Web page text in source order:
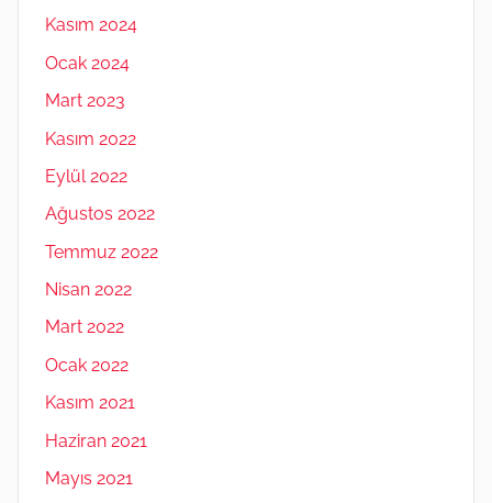
Kasım 2024
Ocak 2024
Mart 2023
Kasım 2022
Eylül 2022
Ağustos 2022
Temmuz 2022
Nisan 2022
Mart 2022
Ocak 2022
Kasım 2021
Haziran 2021
Mayıs 2021